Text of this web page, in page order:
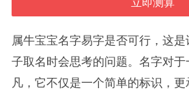
属牛宝宝名字易字是否可行，这
子取名时会思考的问题。名字对
凡，它不仅是一个简单的标识，